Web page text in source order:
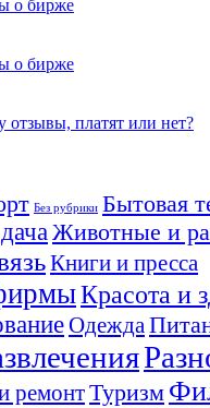
о бирже
о бирже
отзывы, платят или нет?
Без рубрики Бытовая
Животные и
Книги и пресса
Красота и
Одежда
ремонтТуризм